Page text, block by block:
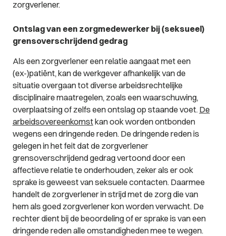
zorgverlener.
Ontslag van een zorgmedewerker bij (seksueel)
grensoverschrijdend gedrag
Als een zorgverlener een relatie aangaat met een
(ex-)patiënt, kan de werkgever afhankelijk van de
situatie overgaan tot diverse arbeidsrechtelijke
disciplinaire maatregelen, zoals een waarschuwing,
overplaatsing of zelfs een ontslag op staande voet. De
arbeidsovereenkomstkan ook worden ontbonden
wegens een dringende reden. De dringende reden is
gelegen in het feit dat de zorgverlener
grensoverschrijdend gedrag vertoond door een
affectieve relatie te onderhouden, zeker als er ook
sprake is geweest van seksuele contacten. Daarmee
handelt de zorgverlener in strijd met de zorg die van
hem als goed zorgverlener kon worden verwacht. De
rechter dient bij de beoordeling of er sprake is van een
dringende reden alle omstandigheden mee te wegen.